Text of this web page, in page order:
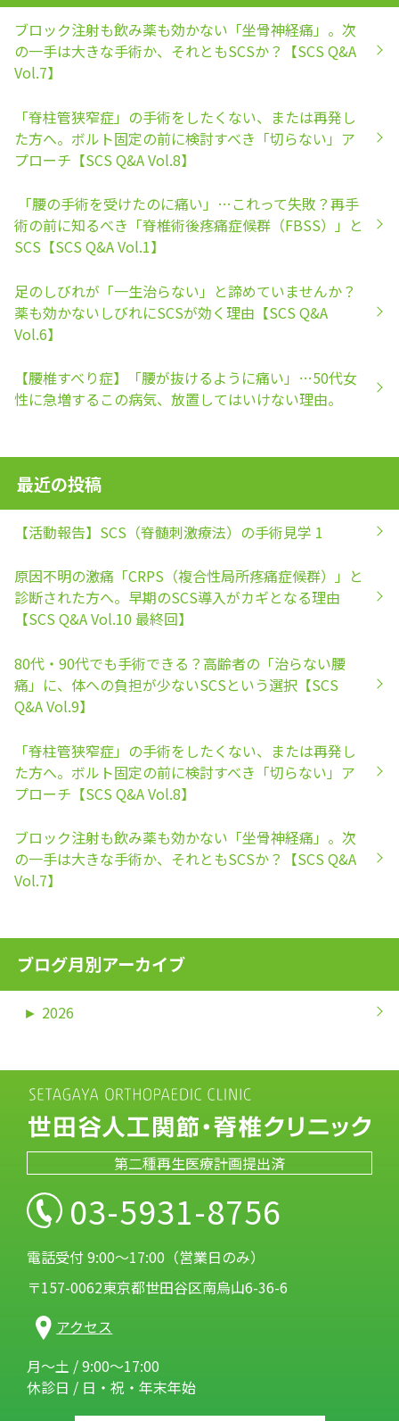
ブロック注射も飲み薬も効かない「坐骨神経痛」。次
の一手は大きな手術か、それともSCSか？【SCS Q&A
Vol.7】
「脊柱管狭窄症」の手術をしたくない、または再発し
た方へ。ボルト固定の前に検討すべき「切らない」ア
プローチ【SCS Q&A Vol.8】
「腰の手術を受けたのに痛い」…これって失敗？再手
術の前に知るべき「脊椎術後疼痛症候群（FBSS）」と
SCS【SCS Q&A Vol.1】
足のしびれが「一生治らない」と諦めていませんか？
薬も効かないしびれにSCSが効く理由【SCS Q&A
Vol.6】
【腰椎すべり症】「腰が抜けるように痛い」…50代女
性に急増するこの病気、放置してはいけない理由。
最近の投稿
【活動報告】SCS（脊髄刺激療法）の手術見学 1
原因不明の激痛「CRPS（複合性局所疼痛症候群）」と
診断された方へ。早期のSCS導入がカギとなる理由
【SCS Q&A Vol.10 最終回】
80代・90代でも手術できる？高齢者の「治らない腰
痛」に、体への負担が少ないSCSという選択【SCS
Q&A Vol.9】
「脊柱管狭窄症」の手術をしたくない、または再発し
た方へ。ボルト固定の前に検討すべき「切らない」ア
プローチ【SCS Q&A Vol.8】
ブロック注射も飲み薬も効かない「坐骨神経痛」。次
の一手は大きな手術か、それともSCSか？【SCS Q&A
Vol.7】
ブログ月別アーカイブ
► 2026
第二種再生医療計画提出済
03-5931-8756
電話受付 9:00～17:00（営業日のみ）
〒157-0062東京都世田谷区南烏山6-36-6
アクセス
月～土 / 9:00～17:00
休診日 / 日・祝・年末年始